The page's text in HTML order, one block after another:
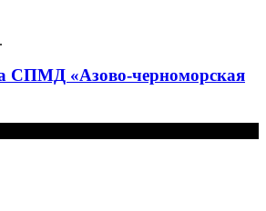
СПМД «Азово-черноморская